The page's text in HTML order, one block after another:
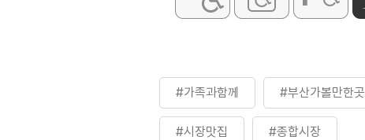
#가족과함께 #부산가볼만한곳
#시장맛집 #종합시장